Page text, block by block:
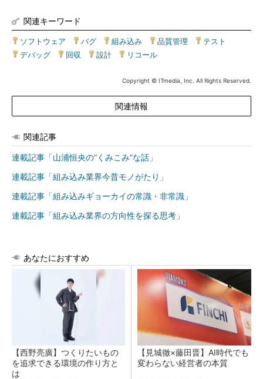
関連キーワード
ソフトウェア バグ 組み込み 品質管理 テスト
デバッグ
回収 設計 リコール
Copyright © ITmedia, Inc. All Rights Reserved.
関連情報
関連記事
連載記事「山浦恒央の“くみこみ”な話」
連載記事「組み込み業界今昔モノがたり」
連載記事「組み込みギョーカイの常識・非常識」
連載記事「組み込み業界の方向性を探る思考」
あなたにおすすめ
【西野亮廣】つくりたいもの
を追求できる環境の作り方と
は
【見城徹×藤田晋】AI時代でも
変わらない経営者の本質